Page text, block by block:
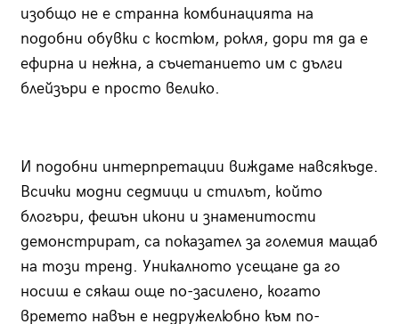
изобщо не е странна комбинацията на
подобни обувки с костюм, рокля, дори тя да е
ефирна и нежна, а съчетанието им с дълги
блейзъри е просто велико.
И подобни интерпретации виждаме навсякъде.
Всички модни седмици и стилът, който
блогъри, фешън икони и знаменитости
демонстрират, са показател за големия мащаб
на този тренд. Уникалното усещане да го
носиш е сякаш още по-засилено, когато
времето навън е недружелюбно към по-